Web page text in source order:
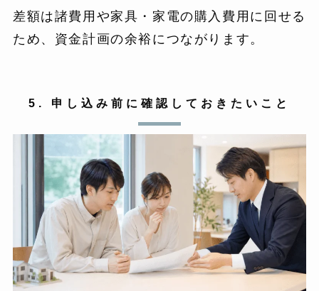
差額は諸費用や家具・家電の購入費用に回せる
ため、資金計画の余裕につながります。
5. 申し込み前に確認しておきたいこと